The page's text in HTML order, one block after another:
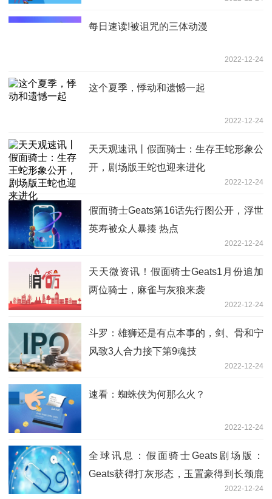
每日速读!被诅咒的三体动漫
2022-12-24
这个夏季，悸动和遗憾一起
2022-12-24
天天观速讯丨假面骑士：生存王蛇形象公
开，剧场版王蛇也迎来进化
2022-12-24
假面骑士Geats第16话先行图公开，浮世
英寿被众人暴揍 热点
2022-12-24
天天微资讯！假面骑士Geats1月份追加
两位骑士，麻雀与灰狼来袭
2022-12-24
斗罗：雄狮还是有点本事的，剑、骨和宁
风致3人合力接下第9魂技
2022-12-24
速看：蜘蛛侠为何那么火？
2022-12-24
全球讯息：假面骑士Geats剧场版：
Geats获得打灰形态，玉置豪得到长颈鹿
2022-12-24